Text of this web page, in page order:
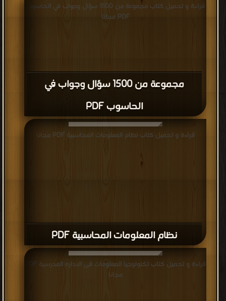
مجموعة من 1500 سؤال وجواب في
الحاسوب PDF
قراءة و تحميل كتاب مجموعة من 1500 سؤال وجواب في الحاسوب
PDF مجانا
نظام المعلومات المحاسبية PDF
قراءة و تحميل كتاب نظام المعلومات المحاسبية PDF مجانا
مجانا